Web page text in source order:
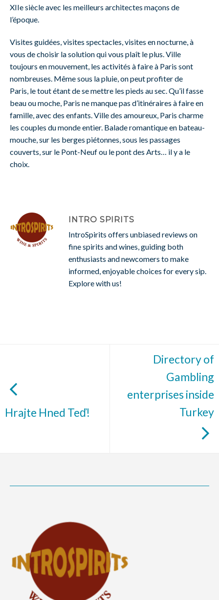
XIIe siècle avec les meilleurs architectes maçons de
l’époque.
Visites guidées, visites spectacles, visites en nocturne, à
vous de choisir la solution qui vous plaît le plus. Ville
toujours en mouvement, les activités à faire à Paris sont
nombreuses. Même sous la pluie, on peut profiter de
Paris, le tout étant de se mettre les pieds au sec. Qu’il fasse
beau ou moche, Paris ne manque pas d’itinéraires à faire en
famille, avec des enfants. Ville des amoureux, Paris charme
les couples du monde entier. Balade romantique en bateau-
mouche, sur les berges piétonnes, sous les passages
couverts, sur le Pont-Neuf ou le pont des Arts… il y a le
choix.
INTRO SPIRITS
IntroSpirits offers unbiased reviews on
fine spirits and wines, guiding both
enthusiasts and newcomers to make
informed, enjoyable choices for every sip.
Explore with us!
Hrajte Hned Teď!
Directory of
Gambling
enterprises inside
Turkey